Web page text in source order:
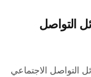
التواصل
التواصل الاجتماعي